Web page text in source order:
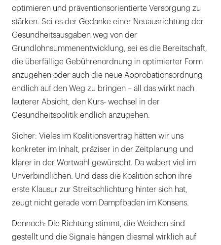
optimieren und präventionsorientierte Versorgung zu
stärken. Sei es der Gedanke einer Neuausrichtung der
Gesundheitsausgaben weg von der
Grundlohnsummenentwicklung, sei es die Bereitschaft,
die überfällige Gebührenordnung in optimierter Form
anzugehen oder auch die neue Approbationsordnung
endlich auf den Weg zu bringen – all das wirkt nach
lauterer Absicht, den Kurs- wechsel in der
Gesundheitspolitik endlich anzugehen.
Sicher: Vieles im Koalitionsvertrag hätten wir uns
konkreter im Inhalt, präziser in der Zeitplanung und
klarer in der Wortwahl gewünscht. Da wabert viel im
Unverbindlichen. Und dass die Koalition schon ihre
erste Klausur zur Streitschlichtung hinter sich hat,
zeugt nicht gerade vom Dampfbaden im Konsens.
Dennoch: Die Richtung stimmt, die Weichen sind
gestellt und die Signale hängen diesmal wirklich auf